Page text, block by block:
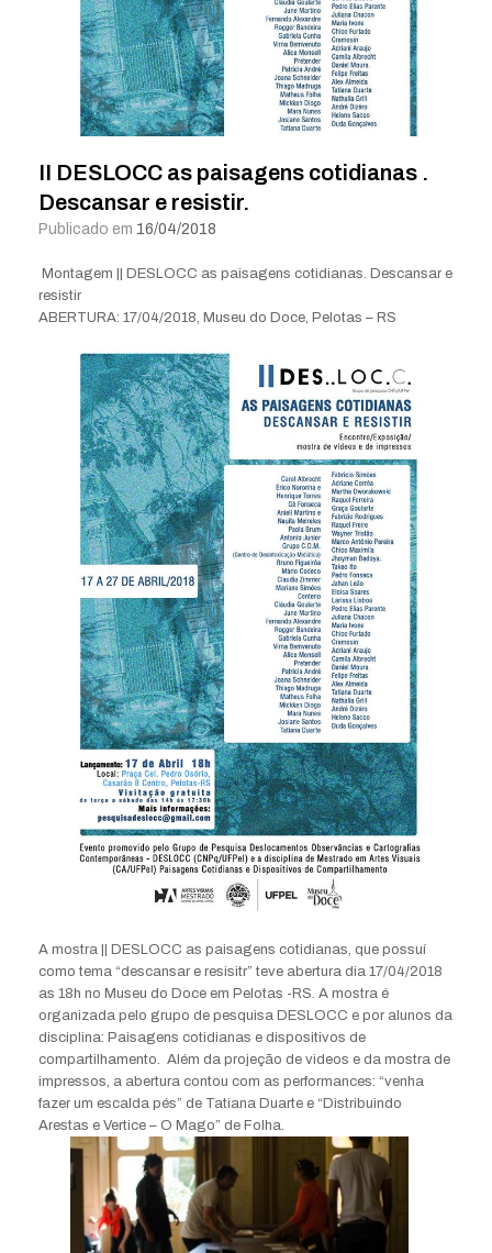
II DESLOCC as paisagens cotidianas .
Descansar e resistir.
Publicado em 16/04/2018
Montagem || DESLOCC as paisagens cotidianas. Descansar e
resistir
ABERTURA: 17/04/2018, Museu do Doce, Pelotas – RS
A mostra || DESLOCC as paisagens cotidianas, que possuí
como tema “descansar e resisitr” teve abertura dia 17/04/2018
as 18h no Museu do Doce em Pelotas -RS. A mostra é
organizada pelo grupo de pesquisa DESLOCC e por alunos da
disciplina: Paisagens cotidianas e dispositivos de
compartilhamento. Além da projeção de videos e da mostra de
impressos, a abertura contou com as performances: “venha
fazer um escalda pés” de Tatiana Duarte e “Distribuindo
Arestas e Vertice – O Mago” de Folha.